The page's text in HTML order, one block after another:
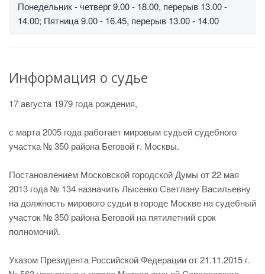
Понедельник - четверг 9.00 - 18.00, перерыв 13.00 -
14.00; Пятница 9.00 - 16.45, перерыв 13.00 - 14.00
Информация о судье
17 августа 1979 года рождения,
с марта 2005 года работает мировым судьей судебного
участка № 350 района Беговой г. Москвы.
Постановлением Московской городской Думы от 22 мая
2013 года № 134 назначить Лысенко Светлану Васильевну
на должность мирового судьи в городе Москве на судебный
участок № 350 района Беговой на пятилетний срок
полномочий.
Указом Президента Российской Федерации от 21.11.2015 г.